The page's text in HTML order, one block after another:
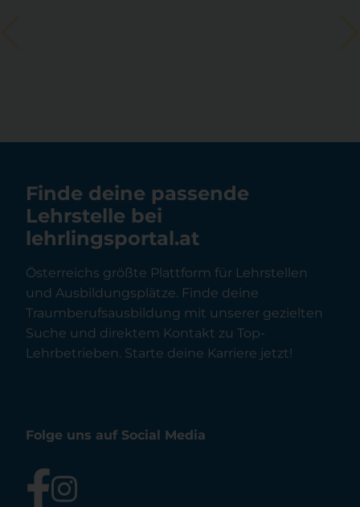
Finde deine passende
Lehrstelle bei
lehrlingsportal.at
Österreichs größte Plattform für Lehrstellen
und Ausbildungsplätze. Finde deine
Traumberufsausbildung mit unserer gezielten
Suche und direktem Kontakt zu Top-
Lehrbetrieben. Starte deine Karriere jetzt!
Folge uns auf Social Media